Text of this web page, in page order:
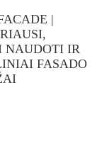
|
NAUDOTI IR
FASADO